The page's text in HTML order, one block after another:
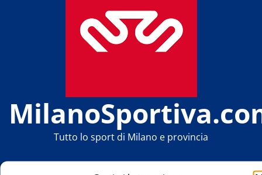
Tutto lo sport di Milano e provincia